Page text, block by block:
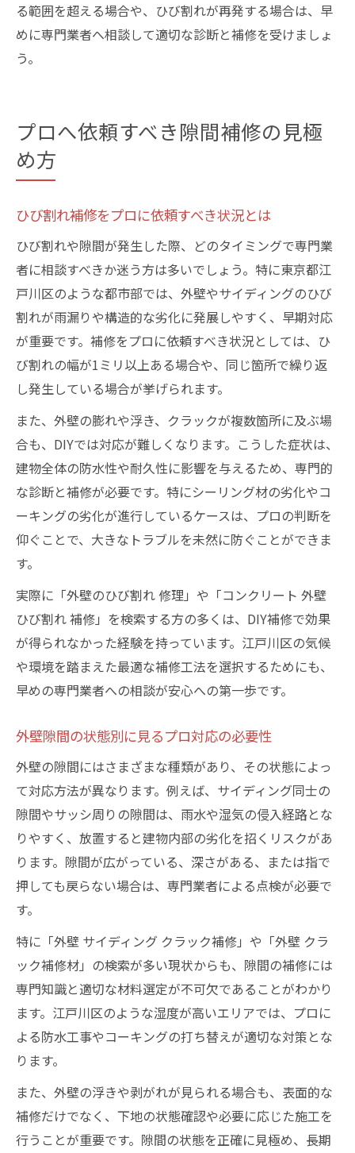
る範囲を超える場合や、ひび割れが再発する場合は、早
めに専門業者へ相談して適切な診断と補修を受けましょ
う。
プロへ依頼すべき隙間補修の見極
め方
ひび割れ補修をプロに依頼すべき状況とは
ひび割れや隙間が発生した際、どのタイミングで専門業
者に相談すべきか迷う方は多いでしょう。特に東京都江
戸川区のような都市部では、外壁やサイディングのひび
割れが雨漏りや構造的な劣化に発展しやすく、早期対応
が重要です。補修をプロに依頼すべき状況としては、ひ
び割れの幅が1ミリ以上ある場合や、同じ箇所で繰り返
し発生している場合が挙げられます。
また、外壁の膨れや浮き、クラックが複数箇所に及ぶ場
合も、DIYでは対応が難しくなります。こうした症状は、
建物全体の防水性や耐久性に影響を与えるため、専門的
な診断と補修が必要です。特にシーリング材の劣化やコ
ーキングの劣化が進行しているケースは、プロの判断を
仰ぐことで、大きなトラブルを未然に防ぐことができま
す。
実際に「外壁のひび割れ 修理」や「コンクリート 外壁
ひび割れ 補修」を検索する方の多くは、DIY補修で効果
が得られなかった経験を持っています。江戸川区の気候
や環境を踏まえた最適な補修工法を選択するためにも、
早めの専門業者への相談が安心への第一歩です。
外壁隙間の状態別に見るプロ対応の必要性
外壁の隙間にはさまざまな種類があり、その状態によっ
て対応方法が異なります。例えば、サイディング同士の
隙間やサッシ周りの隙間は、雨水や湿気の侵入経路とな
りやすく、放置すると建物内部の劣化を招くリスクがあ
ります。隙間が広がっている、深さがある、または指で
押しても戻らない場合は、専門業者による点検が必要で
す。
特に「外壁 サイディング クラック補修」や「外壁 クラ
ック補修材」の検索が多い現状からも、隙間の補修には
専門知識と適切な材料選定が不可欠であることがわかり
ます。江戸川区のような湿度が高いエリアでは、プロに
よる防水工事やコーキングの打ち替えが適切な対策とな
ります。
また、外壁の浮きや剥がれが見られる場合も、表面的な
補修だけでなく、下地の状態確認や必要に応じた施工を
行うことが重要です。隙間の状態を正確に見極め、長期